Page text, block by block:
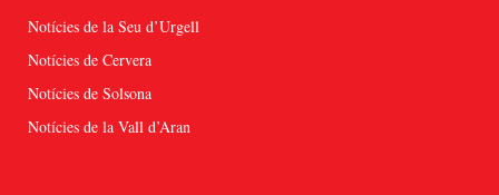
Notícies de la Seu d’Urgell
Notícies de Cervera
Notícies de Solsona
Notícies de la Vall d’Aran